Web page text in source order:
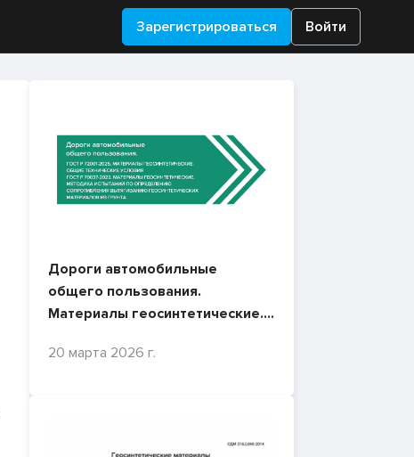
Зарегистрироваться Войти
Дороги автомобильные
общего пользования.
Материалы геосинтетические.
70037-2022.
20 марта 2026 г.